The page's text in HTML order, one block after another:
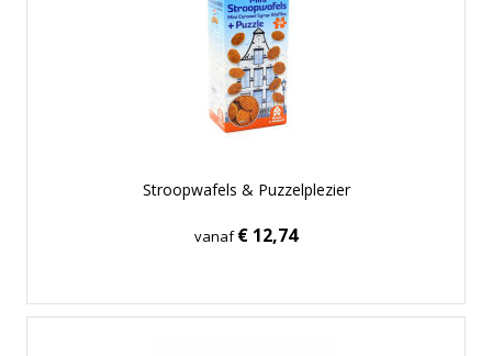
Stroopwafels & Puzzelplezier
vanaf€ 12,74